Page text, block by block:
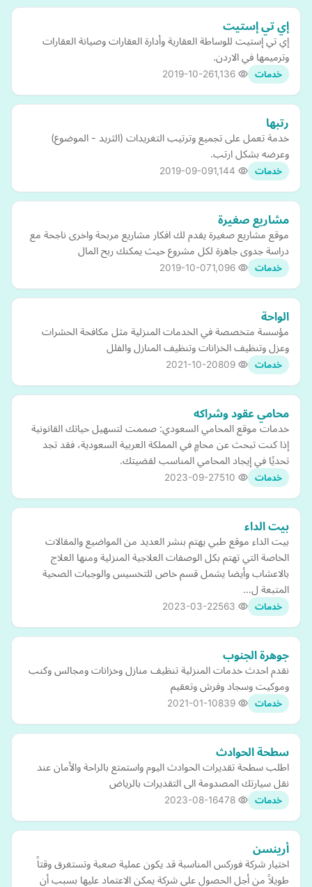
إي تي إستيت
إي تي إستيت للوساطة العقارية وأدارة العقارات وصيانة العقارات
وترميمها في الاردن.
خدمات 2019-10-26
رتبها
خدمة تعمل على تجميع وترتيب التغريدات (الثريد - الموضوع)
وعرضه بشكل ارتب.
خدمات 2019-09-09
مشاريع صغيرة
موقع مشاريع صغيرة يقدم لك افكار مشاريع مربحة واخرى ناجحة مع
دراسة جدوى جاهزة لكل مشروع حيث يمكنك ربح المال
خدمات 2019-10-07
الواحة
مؤسسة متخصصة في الخدمات المنزلية مثل مكافحة الحشرات
وعزل وتنظيف الخزانات وتنظيف المنازل والفلل
خدمات 2021-10-20
محامي عقود وشراكه
خدمات موقع المحامي السعودي: صممت لتسهيل حياتك القانونية
إذا كنت تبحث عن محامٍ في المملكة العربية السعودية، فقد تجد
تحديًا في إيجاد المحامي المناسب لقضيتك.
خدمات 2023-09-27
بيت الداء
بيت الداء موقع طبي يهتم بنشر العديد من المواضيع والمقالات
الخاصة التي تهتم بكل الوصفات العلاجية المنزلية ومنها العلاج
بالاعشاب وأيضا يشمل قسم خاص للتخسيس والوجبات الصحية
المتبعة ل…
خدمات 2023-03-22
جوهرة الجنوب
نقدم احدث خدمات المنزلية تنظيف منازل وخزانات ومجالس وكنب
وموكيت وسجاد وفرش وتعقيم
خدمات 2021-01-10
سطحة الحوادث
اطلب سطحة تقديرات الحوادث اليوم واستمتع بالراحة والأمان عند
نقل سيارتك المصدومة الى التقديرات بالرياض
خدمات 2023-08-16
أرينسن
اختيار شركة فوركس المناسبة قد يكون عملية صعبة وتستغرق وقتاً
طويلاً من أجل الحصول على شركة يمكن الاعتماد عليها بسبب أن